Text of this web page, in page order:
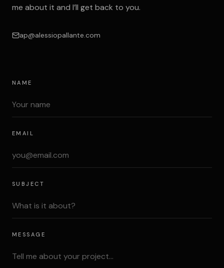
me about it and I’ll get back to you.
ap@alessiopallante.com
NAME
EMAIL
SUBJECT
MESSAGE